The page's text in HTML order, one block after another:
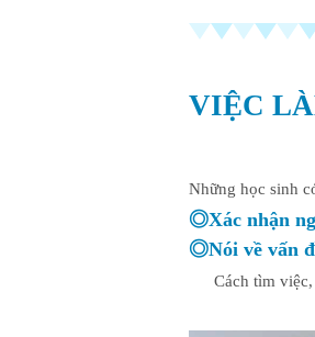
VIỆC
Những học sinh
◎Xác nhận
◎Nói về vấn
Cách tìm